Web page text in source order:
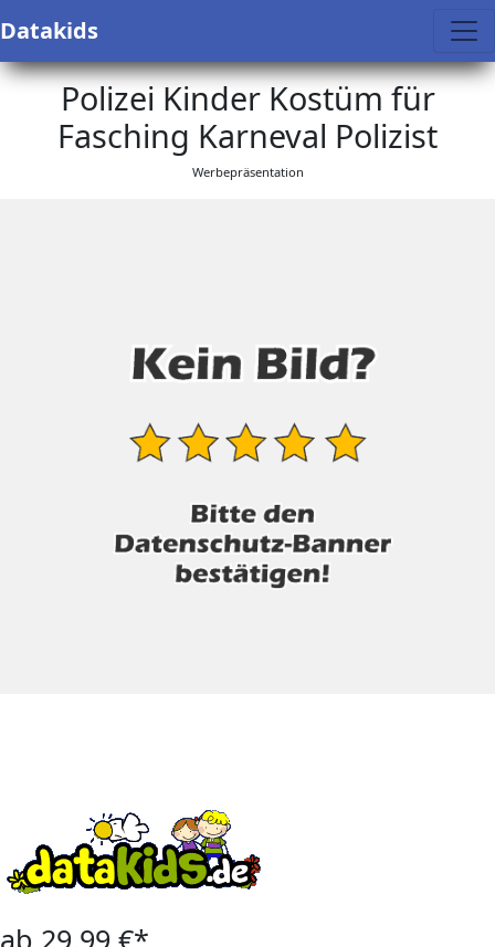
Datakids
Polizei Kinder Kostüm für
Fasching Karneval Polizist
Werbepräsentation
ab 29,99 €*